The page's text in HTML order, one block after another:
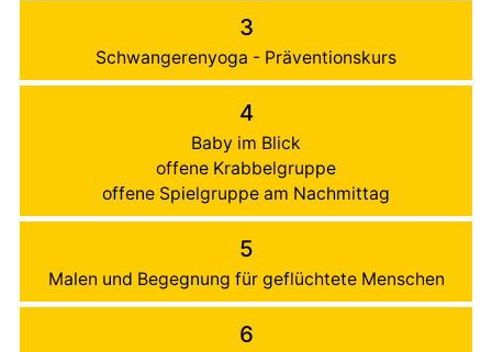
3
Schwangerenyoga - Präventionskurs
4
Baby im Blick
offene Krabbelgruppe
offene Spielgruppe am Nachmittag
5
Malen und Begegnung für geflüchtete Menschen
6